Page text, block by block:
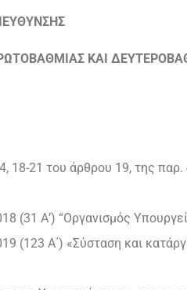
ΚΑΙ
18-21 του άρθρου 19, της
(31 Α’) “Οργανισμός
(123 Α΄) «Σύσταση και